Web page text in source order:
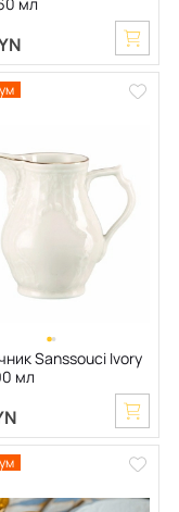
Sanssouci Ivory
мл